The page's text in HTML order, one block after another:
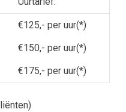
€125,- per uur(*)
€150,- per uur(*)
€175,- per uur(*)